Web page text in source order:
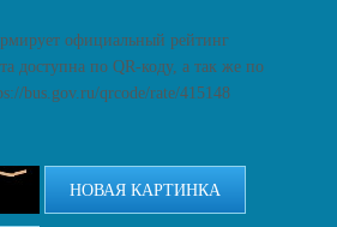
официальный рейтинг
доступна по QR-коду, а так же по
bus.gov.ru/qrcode/rate/415148
НОВАЯ КАРТИНКА